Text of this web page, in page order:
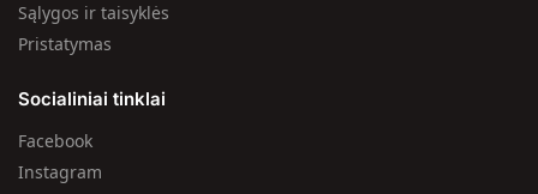
Sąlygos ir taisyklės
Pristatymas
Socialiniai tinklai
Facebook
Instagram